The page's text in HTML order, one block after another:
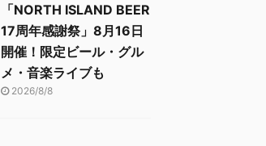
「NORTH ISLAND BEER
17周年感謝祭」8月16日
開催！限定ビール・グル
メ・音楽ライブも
2026/8/8